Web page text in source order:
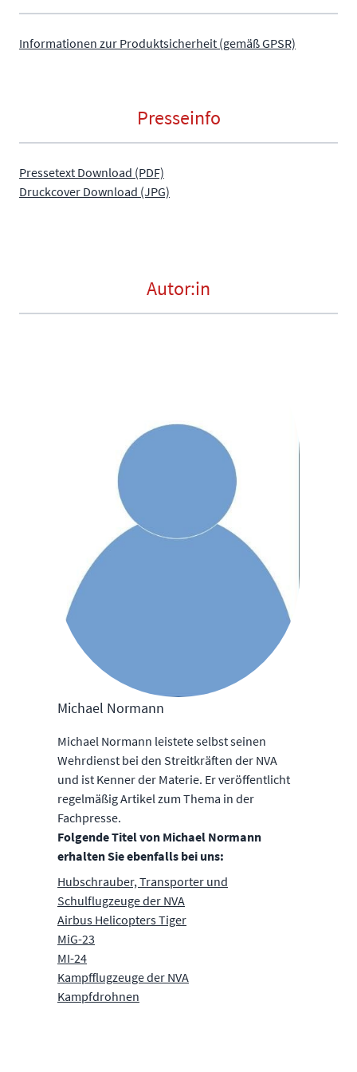
Informationen zur Produktsicherheit (gemäß GPSR)
Presseinfo
Pressetext Download (PDF)
Druckcover Download (JPG)
Autor:in
Michael Normann
Michael Normann leistete selbst seinen
Wehrdienst bei den Streitkräften der NVA
und ist Kenner der Materie. Er veröffentlicht
regelmäßig Artikel zum Thema in der
Fachpresse.
Folgende Titel von Michael Normann
erhalten Sie ebenfalls bei uns:
Hubschrauber, Transporter und
Schulflugzeuge der NVA
Airbus Helicopters Tiger
MiG-23
MI-24
Kampfflugzeuge der NVA
Kampfdrohnen